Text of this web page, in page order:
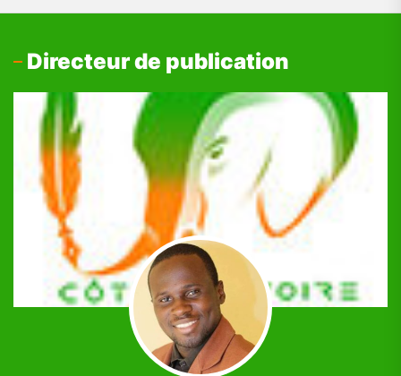
Directeur de publication